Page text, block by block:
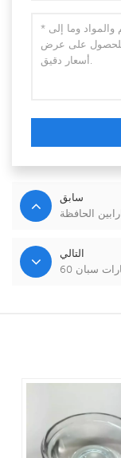
سابق
التالي